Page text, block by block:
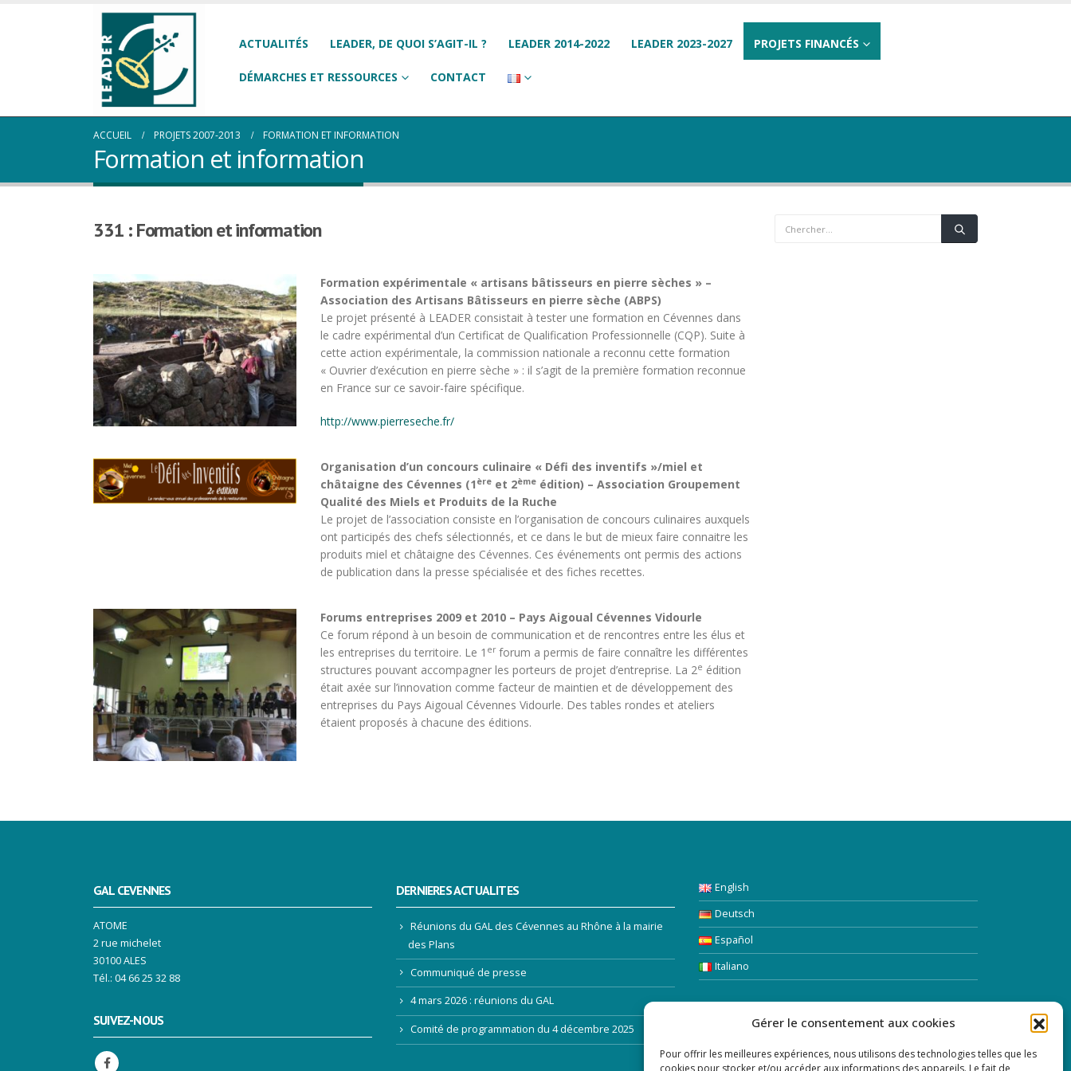
Gérer le consentement aux cookies
Pour offrir les meilleures expériences, nous utilisons des technologies telles que les
cookies pour stocker et/ou accéder aux informations des appareils. Le fait de
ACTUALITÉS LEADER, DE QUOI S’AGIT-IL ? LEADER 2014-2022 LEADER 2023-2027 PROJETS FINANCÉS
DÉMARCHES ET RESSOURCES CONTACT
ACCUEIL PROJETS 2007-2013 FORMATION ET INFORMATION
Formation et information
331 : Formation et information
Formation expérimentale « artisans bâtisseurs en pierre sèches » –
Association des Artisans Bâtisseurs en pierre sèche (ABPS)
Le projet présenté à LEADER consistait à tester une formation en Cévennes dans
le cadre expérimental d’un Certificat de Qualification Professionnelle (CQP). Suite à
cette action expérimentale, la commission nationale a reconnu cette formation
« Ouvrier d’exécution en pierre sèche » : il s’agit de la première formation reconnue
en France sur ce savoir-faire spécifique.
http://www.pierreseche.fr/
Organisation d’un concours culinaire « Défi des inventifs »/miel et
châtaigne des Cévennes (1 èreet 2èmeédition) – Association Groupement
Qualité des Miels et Produits de la Ruche
Le projet de l’association consiste en l’organisation de concours culinaires auxquels
ont participés des chefs sélectionnés, et ce dans le but de mieux faire connaitre les
produits miel et châtaigne des Cévennes. Ces événements ont permis des actions
de publication dans la presse spécialisée et des fiches recettes.
Forums entreprises 2009 et 2010 – Pays Aigoual Cévennes Vidourle
Ce forum répond à un besoin de communication et de rencontres entre les élus et
les entreprises du territoire. Le 1 erforum a permis de faire connaître les différentes
structures pouvant accompagner les porteurs de projet d’entreprise. La 2e édition
était axée sur l’innovation comme facteur de maintien et de développement des
entreprises du Pays Aigoual Cévennes Vidourle. Des tables rondes et ateliers
étaient proposés à chacune des éditions.
GAL CEVENNES
ATOME
2 rue michelet
30100 ALES
Tél.: 04 66 25 32 88
SUIVEZ-NOUS
DERNIERES ACTUALITES
Réunions du GAL des Cévennes au Rhône à la mairie
des Plans
Communiqué de presse
4 mars 2026 : réunions du GAL
Comité de programmation du 4 décembre 2025
English
Deutsch
Español
Italiano
Addresse Email: